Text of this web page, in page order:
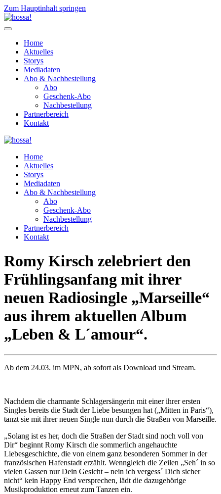
Zum Hauptinhalt springen
Home
Aktuelles
Storys
Mediadaten
Abo & Nachbestellung
Abo
Geschenk-Abo
Nachbestellung
Partnerbereich
Kontakt
Home
Aktuelles
Storys
Mediadaten
Abo & Nachbestellung
Abo
Geschenk-Abo
Nachbestellung
Partnerbereich
Kontakt
Romy Kirsch zelebriert den
Frühlingsanfang mit ihrer
neuen Radiosingle „Marseille“
aus ihrem aktuellen Album
„Leben & L´amour“.
Ab dem 24.03. im MPN, ab sofort als Download und Stream.
Nachdem die charmante Schlagersängerin mit einer ihrer ersten
Singles bereits die Stadt der Liebe besungen hat („Mitten in Paris“),
tanzt sie mit ihrer neuen Single nun durch die Straßen von Marseille.
„Solang ist es her, doch die Straßen der Stadt sind noch voll von
Dir“ beginnt Romy Kirsch die sommerlich angehauchte
Liebesgeschichte, die von einem ganz besonderen Sommer in der
französischen Hafenstadt erzählt. Wenngleich die Zeilen „Seh´ in so
vielen Gassen nur Dein Gesicht – nein ich vergess´ Dich sicher
nicht“ kein Happy End versprechen, lädt die dazugehörige
Musikproduktion erneut zum Tanzen ein.